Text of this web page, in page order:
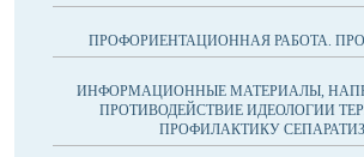
ПРОФОРИЕНТАЦИОННАЯ РАБОТА.
ИНФОРМАЦИОННЫЕ МАТЕРИАЛЫ,
ПРОТИВОДЕЙСТВИЕ ИДЕОЛОГИИ
ПРОФИЛАКТИКУ